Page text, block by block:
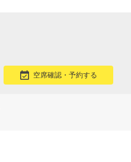
空席確認・予約する